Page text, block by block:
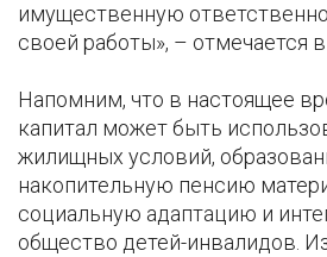
имущественную
своей работы», – отмечается
Напомним, что в настоящее
капитал может быть
жилищных условий,
накопительную пенсию
социальную адаптацию и
общество детей-инвалидов.